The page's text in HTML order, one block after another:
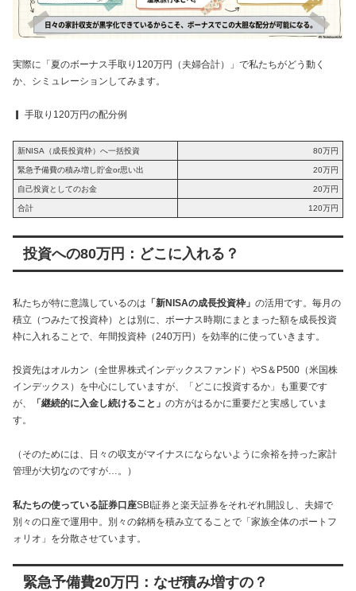
実際に「夏のボーナス手取り120万円（夫婦合計）」で私たちがどう動く
か、シミュレーションしてみます。
▎ 手取り120万円の配分例
新NISA（成長投資枠）へ一括投資 80万円
緊急予備費の積み増し貯金or思い出 20万円
自己投資としてのお金 20万円
合計 120万円
投資への80万円：どこに入れる？
私たちが特に意識しているのは 「新NISAの成長投資枠」 の活用です。毎月の
積立（つみたて投資枠）とは別に、ボーナス時期にまとまった額を成長投資
枠に入れることで、年間投資枠（240万円）を効率的に使っていきます。
投資先はオルカン（全世界株式インデックスファンド）やS＆P500（米国株
インデックス）を中心にしていますが、「どこに投資するか」も重要です
が、
「継続的に入金し続けること」 の方がはるかに重要だと実感していま
す。
（そのためには、日々の収支がマイナスにならないように余裕を持った家計
管理が大切なのですが…。）
私たちの使っている証券口座SBI証券と楽天証券をそれぞれ開設し、夫婦で
別々の口座で運用中。別々の銘柄を積み立てることで「家族全体のポートフ
ォリオ」を分散させています。
緊急予備費20万円：なぜ積み増すの？